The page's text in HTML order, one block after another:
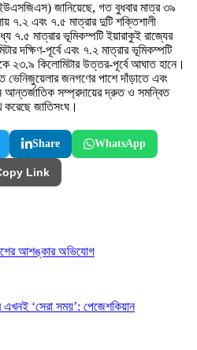
জানিয়েছে, গত বুধবার মাত্র ৩৯
৭.২ এবং ৭.৫ মাত্রার দুটি শক্তিশালী
৭.৫ মাত্রার ভূমিকম্পটি ইয়ারাকুই রাজ্যের
দক্ষিণ-পূর্বে এবং ৭.২ মাত্রার ভূমিকম্পটি
২৩.৯ কিলোমিটার উত্তর-পূর্বে আঘাত হানে।
ভেনিজুয়েলার জনগণের পাশে দাঁড়াতে এবং
আন্তর্জাতিক সম্প্রদায়ের দ্রুত ও সমন্বিত
করেছে জাতিসংঘ।
Share WhatsApp
Link
আশঙ্কার অভিযোগ
এখনই ‘সেরা সময়’: পেজেশকিয়ান